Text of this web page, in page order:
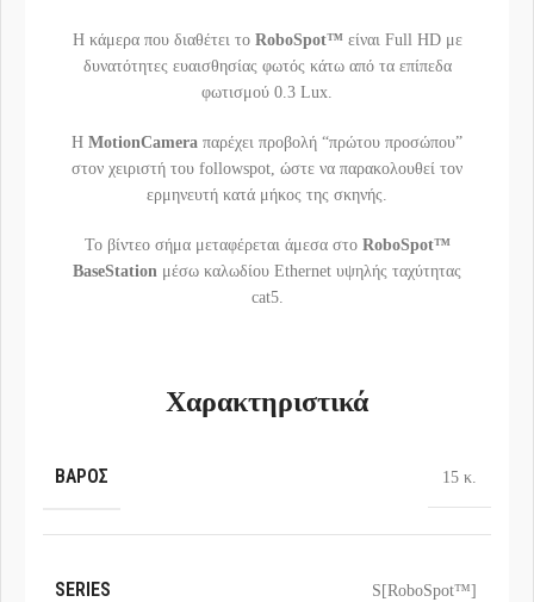
Η κάμερα που διαθέτει τo RoboSpot™είναι Full HD με
δυνατότητες ευαισθησίας φωτός κάτω από τα επίπεδα
φωτισμού 0.3 Lux.
Η MotionCamera παρέχει προβολή “πρώτου προσώπου”
στον χειριστή του followspot, ώστε να παρακολουθεί τον
ερμηνευτή κατά μήκος της σκηνής.
Το βίντεο σήμα μεταφέρεται άμεσα στο RoboSpot™
BaseStation μέσω καλωδίου Ethernet υψηλής ταχύτητας
cat5.
Χαρακτηριστικά
ΒΆΡΟΣ 15 κ.
SERIES S[RoboSpot™]